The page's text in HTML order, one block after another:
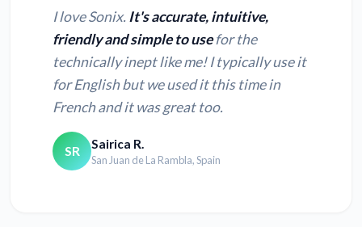
I love Sonix. It's accurate, intuitive,
friendly and simple to usefor the
technically inept like me! I typically use it
for English but we used it this time in
French and it was great too.
SR Sairica R.
San Juan de La Rambla, Spain